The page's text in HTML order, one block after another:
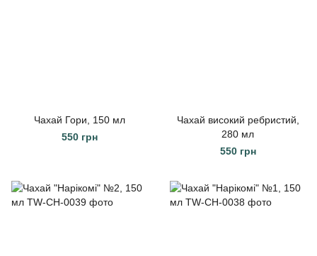
Чахай Гори, 150 мл
550 грн
Чахай високий ребристий,
280 мл
550 грн